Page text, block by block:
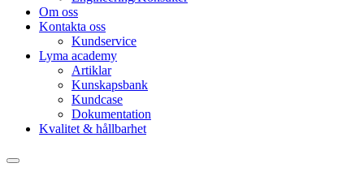
Om oss
Kontakta oss
Kundservice
Lyma academy
Artiklar
Kunskapsbank
Kundcase
Dokumentation
Kvalitet & hållbarhet